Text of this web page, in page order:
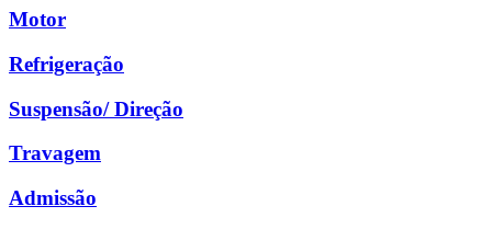
Motor
Refrigeração
Suspensão/ Direção
Travagem
Admissão